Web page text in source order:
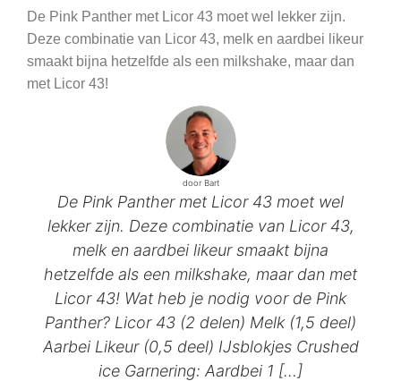
door Bart
De Pink Panther met Licor 43 moet wel
lekker zijn. Deze combinatie van Licor 43,
melk en aardbei likeur smaakt bijna
hetzelfde als een milkshake, maar dan met
Licor 43! Wat heb je nodig voor de Pink
Panther? Licor 43 (2 delen) Melk (1,5 deel)
Aarbei Likeur (0,5 deel) IJsblokjes Crushed
ice Garnering: Aardbei 1 […]
De Pink Panther met Licor 43 moet wel lekker zijn.
Deze combinatie van Licor 43, melk en aardbei likeur
smaakt bijna hetzelfde als een milkshake, maar dan
met Licor 43!